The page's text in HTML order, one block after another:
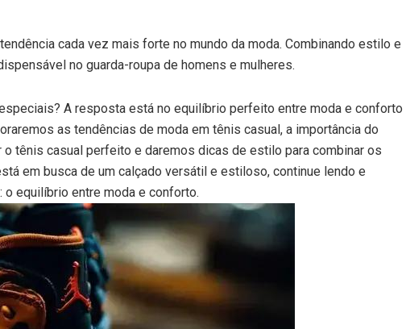
cada vez mais forte no mundo da moda. Combinando estilo e
no guarda-roupa de homens e mulheres.
A resposta está no equilíbrio perfeito entre moda e conforto
as tendências de moda em tênis casual, a importância do
tênis casual perfeito e daremos dicas de estilo para combinar os
em busca de um calçado versátil e estiloso, continue lendo e
equilíbrio entre moda e conforto.